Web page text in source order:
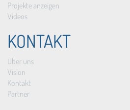
Projekte anzeigen
Videos
KONTAKT
Über uns
Vision
Kontakt
Partner